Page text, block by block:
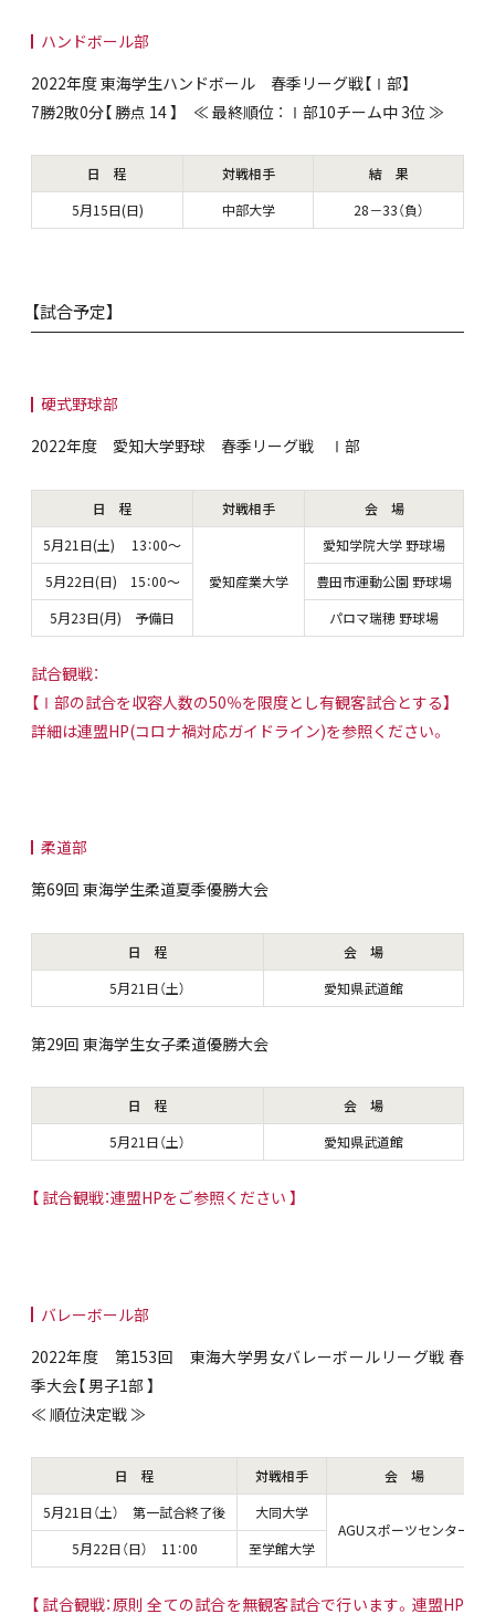
ハンドボール部
2022年度 東海学生ハンドボール 春季リーグ戦【Ⅰ部】
7勝2敗0分【 勝点 14 】 ≪ 最終順位 ： Ⅰ部10チーム中 3位 ≫
日 程 対戦相手
結 果
5月15日(日)
中部大学 28－33（負）
【試合予定】
硬式野球部
2022年度 愛知大学野球 春季リーグ戦 Ⅰ部
日 程 対戦相手
会 場
5月21日(土) 13：00～
愛知産業大学
愛知学院大学 野球場
5月22日(日) 15：00～
豊田市運動公園 野球場
5月23日(月) 予備日
パロマ瑞穂 野球場
試合観戦：
【Ⅰ部の試合を収容人数の50％を限度とし有観客試合とする】
詳細は連盟HP(コロナ禍対応ガイドライン)を参照ください。
柔道部
第69回 東海学生柔道夏季優勝大会
日 程
会 場
5月21日（土）
愛知県武道館
第29回 東海学生女子柔道優勝大会
日 程
会 場
5月21日（土）
愛知県武道館
【 試合観戦：連盟HPをご参照ください 】
バレーボール部
2022年度 第153回 東海大学男女バレーボールリーグ戦 春
季大会【 男子1部 】
≪ 順位決定戦 ≫
日 程 対戦相手
会 場
5月21日（土） 第一試合終了後
大同大学
AGUスポーツセンター
5月22日（日） 11：00
至学館大学
【 試合観戦：原則 全ての試合を無観客試合で行います。連盟HP